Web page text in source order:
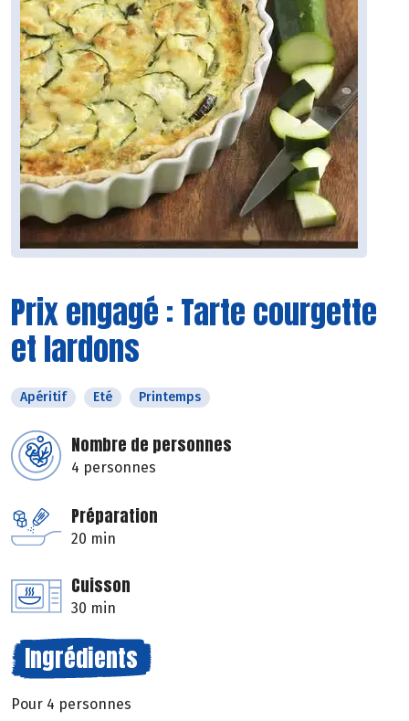
Prix engagé : Tarte courgette
et lardons
Apéritif Eté Printemps
Nombre de personnes
4 personnes
Préparation
20 min
Cuisson
30 min
Ingrédients
Pour 4 personnes